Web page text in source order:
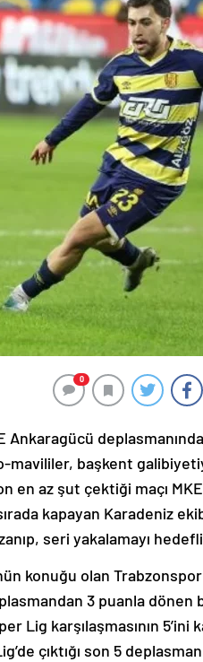
0
Ankaragücü
mavililer, başkent
en az şut çektiği maçı
kapayan Karadeniz
seri yakalamayı
konuğu olan Trabzonspor
3 puanla
Lig karşılaşmasının 5’ini
çıktığı son 5 deplasman